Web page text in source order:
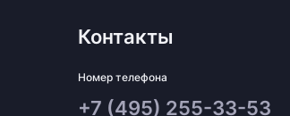
Контакты
Номер телефона
+7 (495) 255-33-53